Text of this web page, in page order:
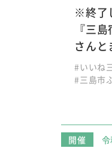
※終了
『三
さんと
#いいね
#三島市
開催